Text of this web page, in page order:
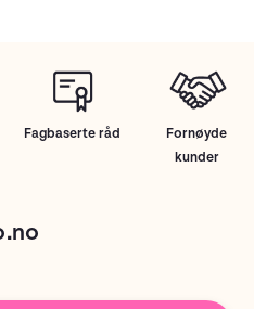
Fagbaserte råd
Fornøyde
kunder